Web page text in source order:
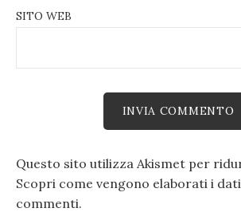
SITO WEB
Questo sito utilizza Akismet per
Scopri come vengono elaborati i
commenti.